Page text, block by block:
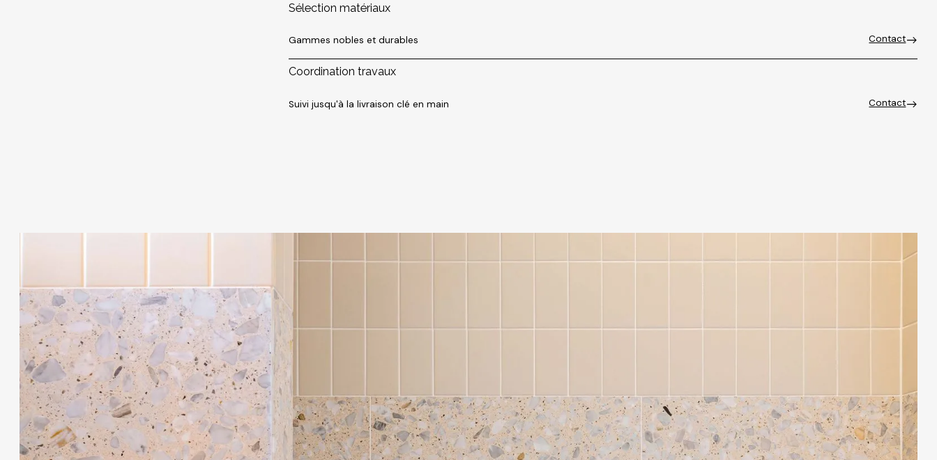
Sélection matériaux
Gammes nobles et durables Contact
Coordination travaux
Suivi jusqu'à la livraison clé en main Contact